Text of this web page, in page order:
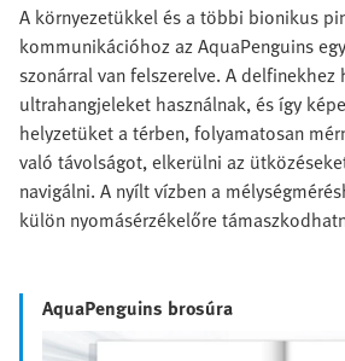
A környezetükkel és a többi bionikus
kommunikációhoz az AquaPenguins
szonárral van felszerelve. A delfinekhez
ultrahangjeleket használnak, és így
helyzetüket a térben, folyamatosan
való távolságot, elkerülni az
navigálni. A nyílt vízben a
külön nyomásérzékelőre
AquaPenguins brosúra